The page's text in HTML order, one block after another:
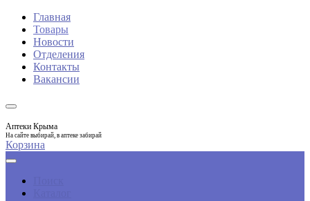
Главная
Товары
Новости
Отделения
Контакты
Вакансии
Аптеки Крыма
На сайте выбирай, в аптеке забирай
Корзина